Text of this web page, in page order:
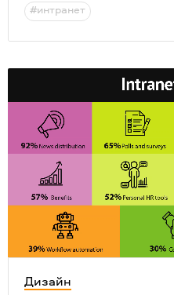
#интранет
Дизайн